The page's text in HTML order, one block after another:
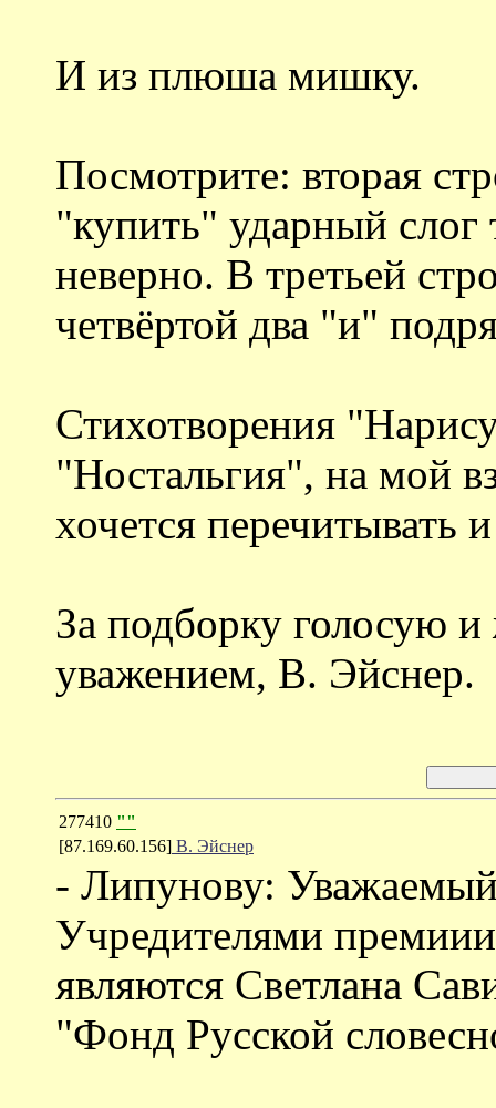
И из плюша мишку.
Посмотрите: вторая
"купить" ударный слог
неверно. В третьей
четвёртой два "и"
Стихотворения
"Ностальгия", на мой
хочется перечитывать
За подборку голосую
уважением, В. Эйснер.
277410 ""
[87.169.60.156] В. Эйснер
- Липунову:
Учредителями
являются Светлана
"Фонд Русской